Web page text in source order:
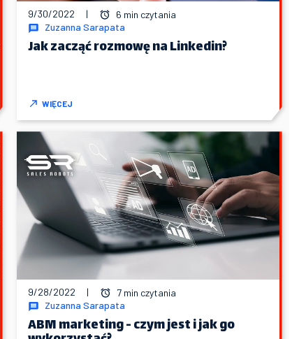
Zuzanna Sarapata
9/30/2022 | 6 min czytania
Jak zacząć rozmowę na Linkedin?
WIĘCEJ
Zuzanna Sarapata
9/28/2022 | 7 min czytania
ABM marketing - czym jest i jak go